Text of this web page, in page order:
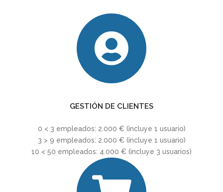
GESTIÓN DE CLIENTES
0 < 3 empleados: 2.000 € (incluye 1 usuario)
3 > 9 empleados: 2.000 € (incluye 1 usuario)
10 < 50 empleados: 4.000 € (incluye 3 usuarios)